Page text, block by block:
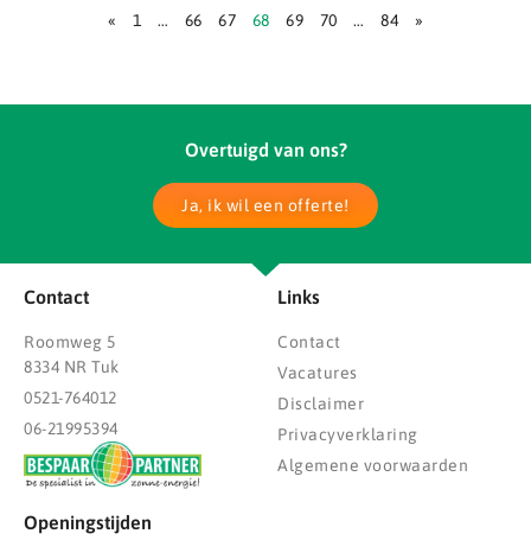
« 1 … 66 67 68 69 70 … 84 »
Overtuigd van ons?
Ja, ik wil een offerte!
Contact
Roomweg 5
8334 NR Tuk
0521-764012
06-21995394
Links
Contact
Vacatures
Disclaimer
Privacyverklaring
Algemene voorwaarden
Openingstijden